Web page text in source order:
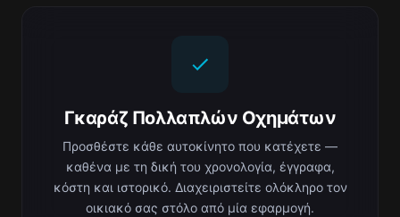
Γκαράζ Πολλαπλών Οχημάτων
Προσθέστε κάθε αυτοκίνητο που κατέχετε —
καθένα με τη δική του χρονολογία, έγγραφα,
κόστη και ιστορικό. Διαχειριστείτε ολόκληρο τον
οικιακό σας στόλο από μία εφαρμογή.